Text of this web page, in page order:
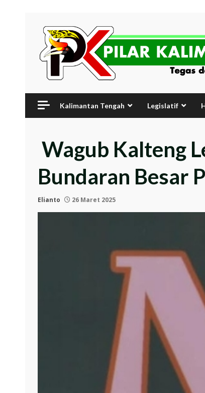
content
Kalimantan Tengah Legislatif
Wagub Kalteng
Bundaran Besar
Elianto 26 Maret 2025